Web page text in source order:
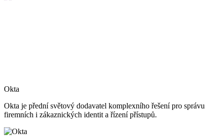
Okta
Okta je přední světový dodavatel komplexního řešení pro správu
firemních i zákaznických identit a řízení přístupů.